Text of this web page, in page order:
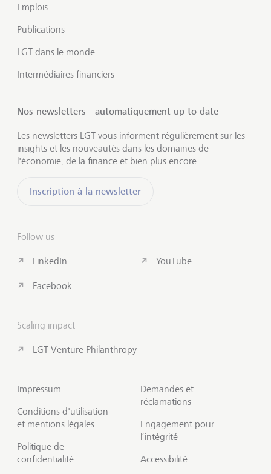
Emplois
Publications
LGT dans le monde
Intermédiaires financiers
Nos newsletters - automatiquement up to date
Les newsletters LGT vous informent régulièrement sur les
insights et les nouveautés dans les domaines de
l'économie, de la finance et bien plus encore.
Inscription à la newsletter
Follow us
LinkedIn
Facebook
YouTube
Scaling impact
LGT Venture Philanthropy
Impressum
Conditions d'utilisation
et mentions légales
Politique de
confidentialité
Demandes et
réclamations
Engagement pour
l’intégrité
Accessibilité